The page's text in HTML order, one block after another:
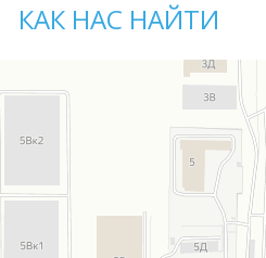
КАК НАС НАЙТИ